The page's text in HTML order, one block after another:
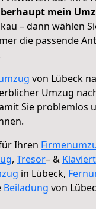
mein
– dann wählen
die passende
von Lübeck
Umzug
Sie problemlos
Ihren
, Tresor– &
in Lübeck,
Beiladung von